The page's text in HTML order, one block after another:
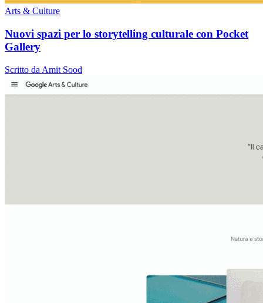
Arts & Culture
Nuovi spazi per lo storytelling culturale con Pocket
Gallery
Scritto da Amit Sood